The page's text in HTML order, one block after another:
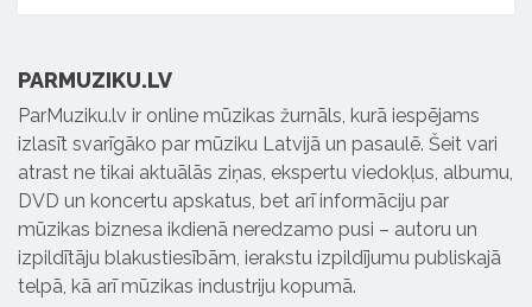
PARMUZIKU.LV
ParMuziku.lv ir online mūzikas žurnāls, kurā iespējams
izlasīt svarīgāko par mūziku Latvijā un pasaulē. Šeit vari
atrast ne tikai aktuālās ziņas, ekspertu viedokļus, albumu,
DVD un koncertu apskatus, bet arī informāciju par
mūzikas biznesa ikdienā neredzamo pusi – autoru un
izpildītāju blakustiesībām, ierakstu izpildījumu publiskajā
telpā, kā arī mūzikas industriju kopumā.